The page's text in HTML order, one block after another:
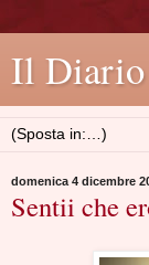
Il Diario
domenica 4 dicembre
Sentii che